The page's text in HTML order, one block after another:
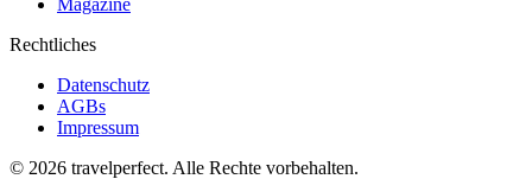
Magazine
Rechtliches
Datenschutz
AGBs
Impressum
© 2026 travelperfect. Alle Rechte vorbehalten.